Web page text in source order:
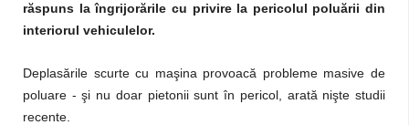
răspuns la îngrijorările cu privire la pericolul poluării din
interiorul vehiculelor.
Deplasările scurte cu maşina provoacă probleme masive de
poluare - şi nu doar pietonii sunt în pericol, arată nişte studii
recente.